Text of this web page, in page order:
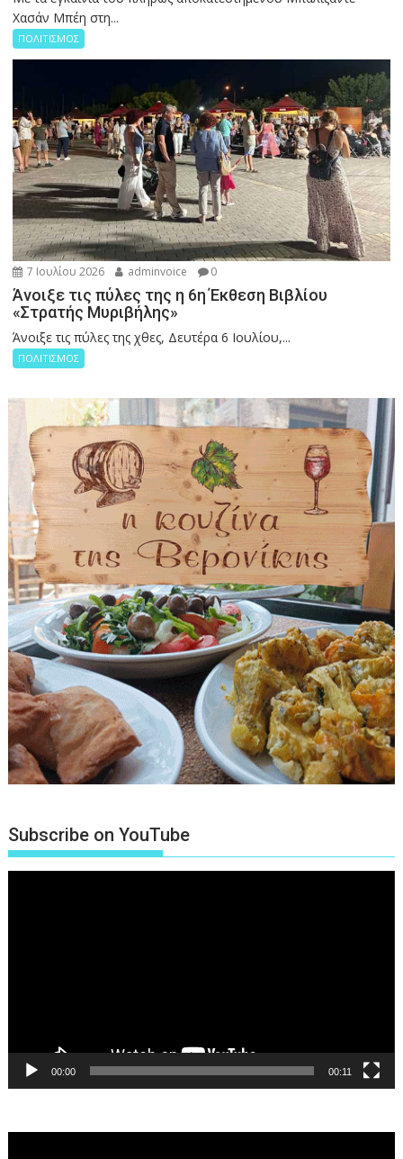
Χασάν Μπέη στη...
ΠΟΛΙΤΙΣΜΟΣ
7 Ιουλίου 2026 adminvoice 0
Άνοιξε τις πύλες της η 6η Έκθεση Βιβλίου
«Στρατής Μυριβήλης»
Άνοιξε τις πύλες της χθες, Δευτέρα 6 Ιουλίου,...
ΠΟΛΙΤΙΣΜΟΣ
Subscribe on YouTube
00:00 00:11